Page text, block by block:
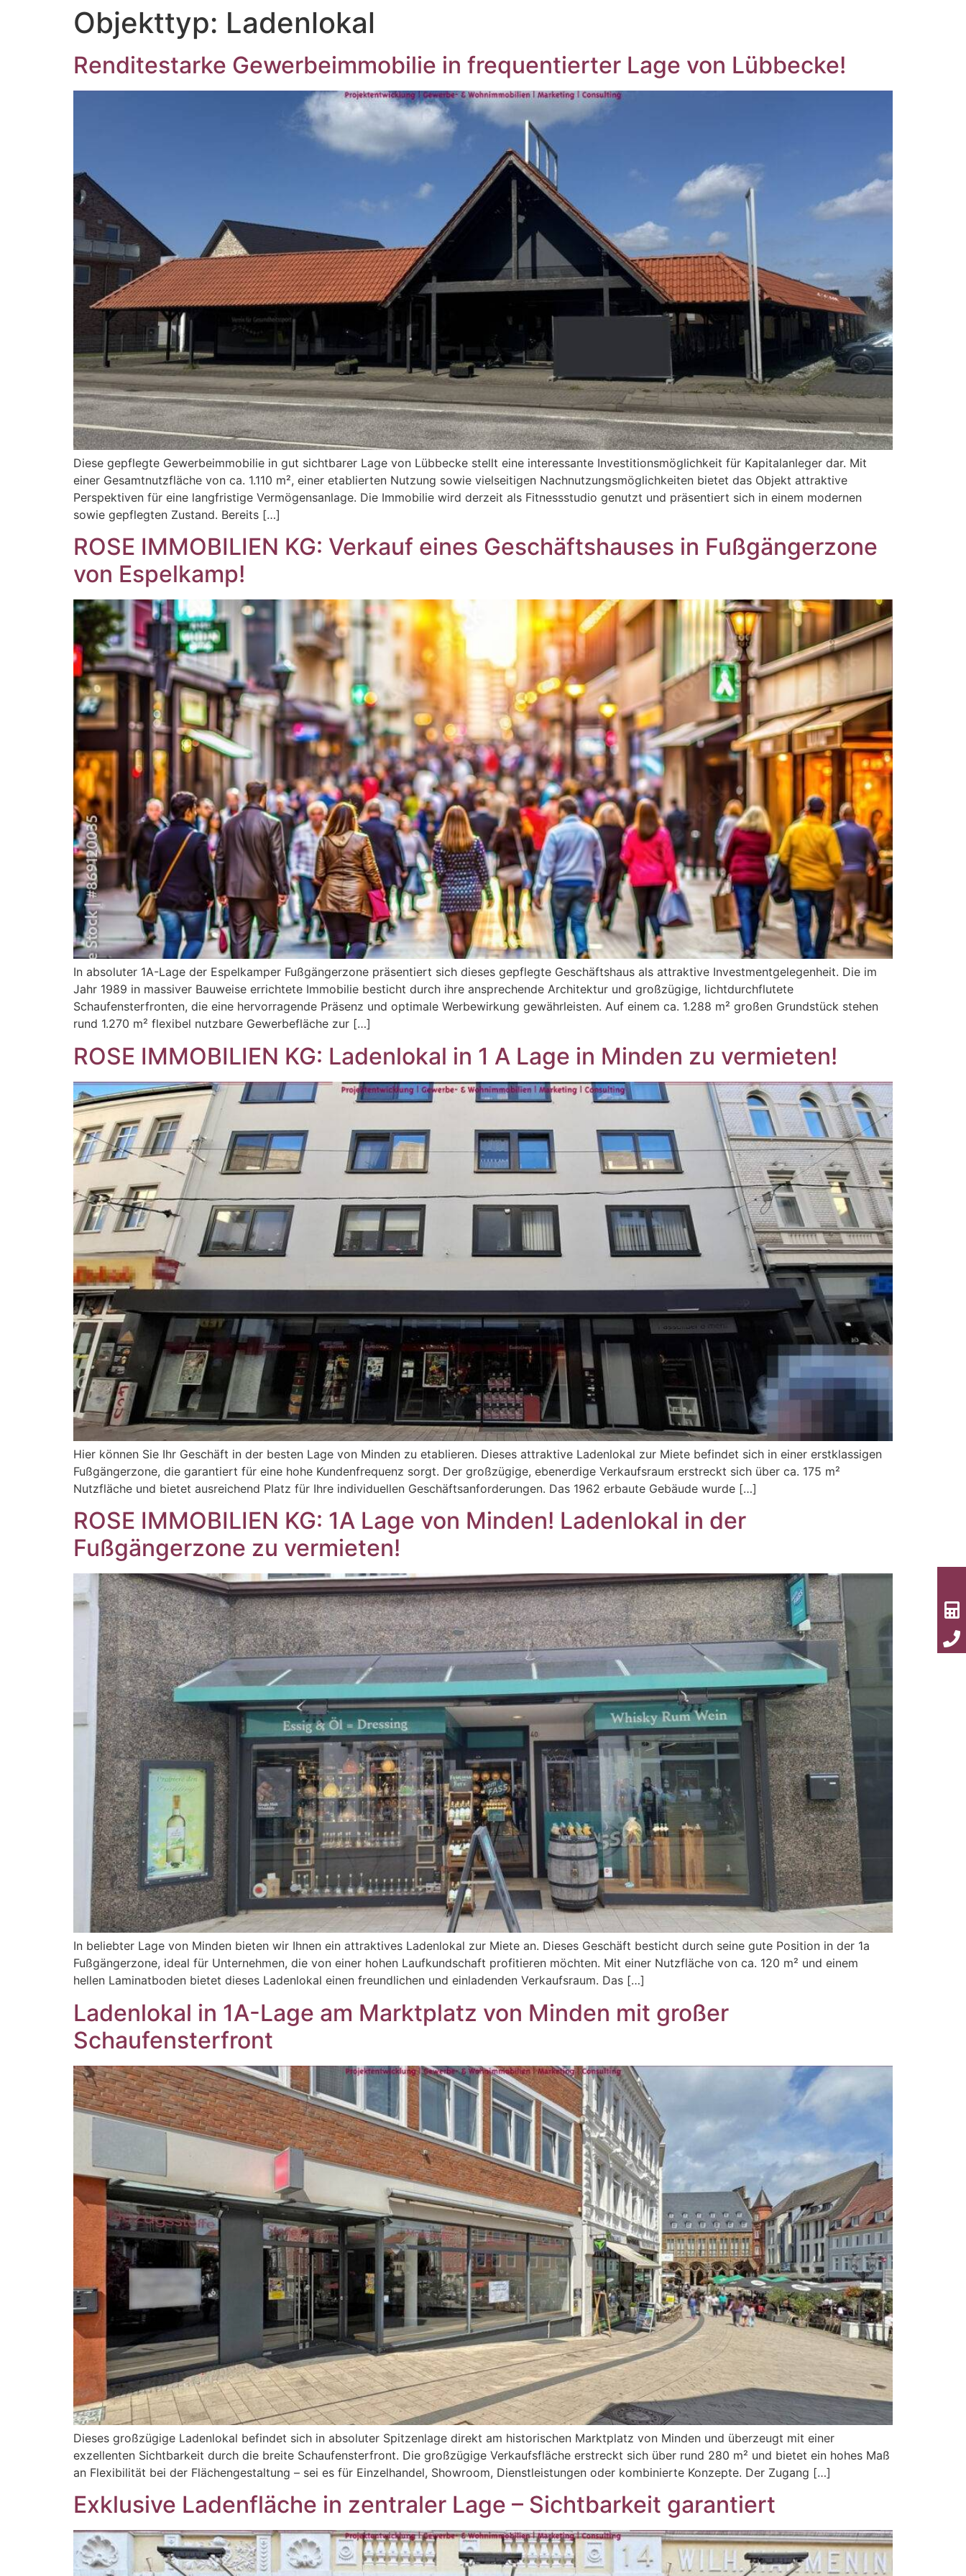
Objekttyp: Ladenlokal
Renditestarke Gewerbeimmobilie in frequentierter Lage von Lübbecke!
Diese gepflegte Gewerbeimmobilie in gut sichtbarer Lage von Lübbecke stellt eine interessante Investitionsmöglichkeit für Kapitalanleger dar. Mit
einer Gesamtnutzfläche von ca. 1.110 m², einer etablierten Nutzung sowie vielseitigen Nachnutzungsmöglichkeiten bietet das Objekt attraktive
Perspektiven für eine langfristige Vermögensanlage. Die Immobilie wird derzeit als Fitnessstudio genutzt und präsentiert sich in einem modernen
sowie gepflegten Zustand. Bereits […]
ROSE IMMOBILIEN KG: Verkauf eines Geschäftshauses in Fußgängerzone
von Espelkamp!
In absoluter 1A-Lage der Espelkamper Fußgängerzone präsentiert sich dieses gepflegte Geschäftshaus als attraktive Investmentgelegenheit. Die im
Jahr 1989 in massiver Bauweise errichtete Immobilie besticht durch ihre ansprechende Architektur und großzügige, lichtdurchflutete
Schaufensterfronten, die eine hervorragende Präsenz und optimale Werbewirkung gewährleisten. Auf einem ca. 1.288 m² großen Grundstück stehen
rund 1.270 m² flexibel nutzbare Gewerbefläche zur […]
ROSE IMMOBILIEN KG: Ladenlokal in 1 A Lage in Minden zu vermieten!
Hier können Sie Ihr Geschäft in der besten Lage von Minden zu etablieren. Dieses attraktive Ladenlokal zur Miete befindet sich in einer erstklassigen
Fußgängerzone, die garantiert für eine hohe Kundenfrequenz sorgt. Der großzügige, ebenerdige Verkaufsraum erstreckt sich über ca. 175 m²
Nutzfläche und bietet ausreichend Platz für Ihre individuellen Geschäftsanforderungen. Das 1962 erbaute Gebäude wurde […]
ROSE IMMOBILIEN KG: 1A Lage von Minden! Ladenlokal in der
Fußgängerzone zu vermieten!
In beliebter Lage von Minden bieten wir Ihnen ein attraktives Ladenlokal zur Miete an. Dieses Geschäft besticht durch seine gute Position in der 1a
Fußgängerzone, ideal für Unternehmen, die von einer hohen Laufkundschaft profitieren möchten. Mit einer Nutzfläche von ca. 120 m² und einem
hellen Laminatboden bietet dieses Ladenlokal einen freundlichen und einladenden Verkaufsraum. Das […]
Ladenlokal in 1A-Lage am Marktplatz von Minden mit großer
Schaufensterfront
Dieses großzügige Ladenlokal befindet sich in absoluter Spitzenlage direkt am historischen Marktplatz von Minden und überzeugt mit einer
exzellenten Sichtbarkeit durch die breite Schaufensterfront. Die großzügige Verkaufsfläche erstreckt sich über rund 280 m² und bietet ein hohes Maß
an Flexibilität bei der Flächengestaltung – sei es für Einzelhandel, Showroom, Dienstleistungen oder kombinierte Konzepte. Der Zugang […]
Exklusive Ladenfläche in zentraler Lage – Sichtbarkeit garantiert